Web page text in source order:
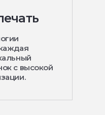
с высокой